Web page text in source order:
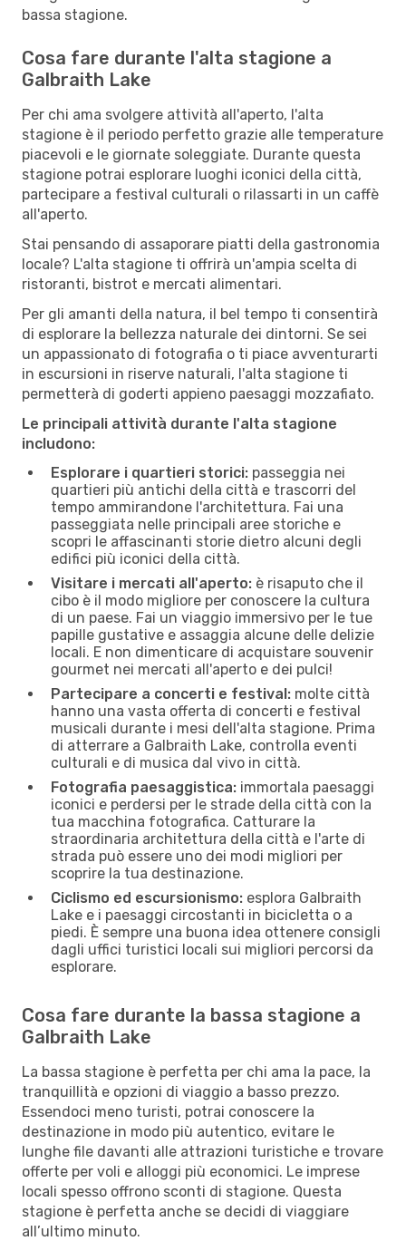
bassa stagione.
Cosa fare durante l'alta stagione a
Galbraith Lake
Per chi ama svolgere attività all'aperto, l'alta
stagione è il periodo perfetto grazie alle temperature
piacevoli e le giornate soleggiate. Durante questa
stagione potrai esplorare luoghi iconici della città,
partecipare a festival culturali o rilassarti in un caffè
all'aperto.
Stai pensando di assaporare piatti della gastronomia
locale? L'alta stagione ti offrirà un'ampia scelta di
ristoranti, bistrot e mercati alimentari.
Per gli amanti della natura, il bel tempo ti consentirà
di esplorare la bellezza naturale dei dintorni. Se sei
un appassionato di fotografia o ti piace avventurarti
in escursioni in riserve naturali, l'alta stagione ti
permetterà di goderti appieno paesaggi mozzafiato.
Le principali attività durante l'alta stagione
includono:
Esplorare i quartieri storici: passeggia nei
quartieri più antichi della città e trascorri del
tempo ammirandone l'architettura. Fai una
passeggiata nelle principali aree storiche e
scopri le affascinanti storie dietro alcuni degli
edifici più iconici della città.
Visitare i mercati all'aperto: è risaputo che il
cibo è il modo migliore per conoscere la cultura
di un paese. Fai un viaggio immersivo per le tue
papille gustative e assaggia alcune delle delizie
locali. E non dimenticare di acquistare souvenir
gourmet nei mercati all'aperto e dei pulci!
Partecipare a concerti e festival: molte città
hanno una vasta offerta di concerti e festival
musicali durante i mesi dell'alta stagione. Prima
di atterrare a Galbraith Lake, controlla eventi
culturali e di musica dal vivo in città.
Fotografia paesaggistica: immortala paesaggi
iconici e perdersi per le strade della città con la
tua macchina fotografica. Catturare la
straordinaria architettura della città e l'arte di
strada può essere uno dei modi migliori per
scoprire la tua destinazione.
Ciclismo ed escursionismo: esplora Galbraith
Lake e i paesaggi circostanti in bicicletta o a
piedi. È sempre una buona idea ottenere consigli
dagli uffici turistici locali sui migliori percorsi da
esplorare.
Cosa fare durante la bassa stagione a
Galbraith Lake
La bassa stagione è perfetta per chi ama la pace, la
tranquillità e opzioni di viaggio a basso prezzo.
Essendoci meno turisti, potrai conoscere la
destinazione in modo più autentico, evitare le
lunghe file davanti alle attrazioni turistiche e trovare
offerte per voli e alloggi più economici. Le imprese
locali spesso offrono sconti di stagione. Questa
stagione è perfetta anche se decidi di viaggiare
all’ultimo minuto.